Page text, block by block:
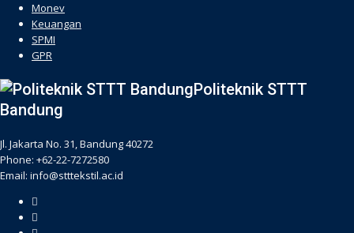
Monev
Keuangan
SPMI
GPR
Politeknik STTT
Bandung
Jl. Jakarta No. 31, Bandung 40272
Phone: +62-22-7272580
Email: info@stttekstil.ac.id